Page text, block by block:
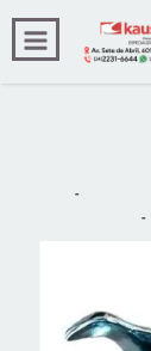
INÍCIO
-
-